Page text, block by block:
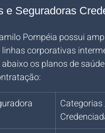
e Seguradoras
Pompéia possui
corporativas
os planos de